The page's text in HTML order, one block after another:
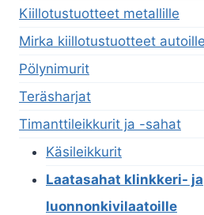
Kiillotustuotteet metallille
Mirka kiillotustuotteet
Pölynimurit
Teräsharjat
Timanttileikkurit ja -sahat
Käsileikkurit
Laatasahat klinkkeri- ja
luonnonkivilaatoille